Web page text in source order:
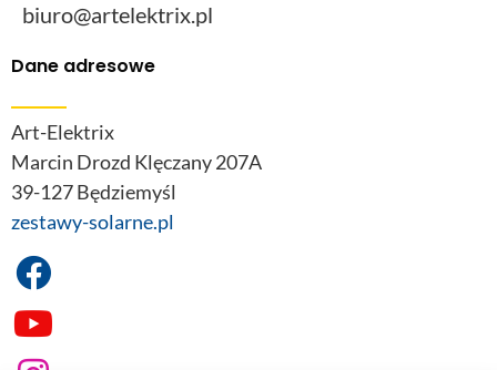
biuro@artelektrix.pl
Dane adresowe
Art-Elektrix
Marcin Drozd Klęczany 207A
39-127 Będziemyśl
zestawy-solarne.pl